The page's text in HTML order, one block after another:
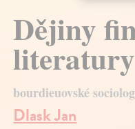
Dějiny
bourdieuovské
Dlask Jan